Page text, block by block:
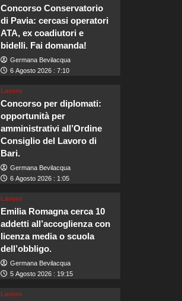
Concorso Conservatorio
di Pavia: cercasi operatori
ATA, ex coadiutori e
bidelli. Fai domanda!
Germana Bevilacqua
6 Agosto 2026 : 7:10
Lavoro
Concorso per diplomati:
opportunità per
amministrativi all’Ordine
Consiglio del Lavoro di
Bari.
Germana Bevilacqua
6 Agosto 2026 : 1:05
Lavoro
Emilia Romagna cerca 10
addetti all’accoglienza con
licenza media o scuola
dell’obbligo.
Germana Bevilacqua
5 Agosto 2026 : 19:15
Lavoro